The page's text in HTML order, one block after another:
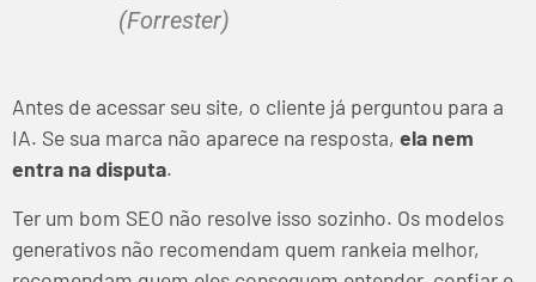
(Forrester)
Antes de acessar seu site, o cliente já perguntou para a
IA. Se sua marca não aparece na resposta, ela nem
entra na disputa.
Ter um bom SEO não resolve isso sozinho. Os modelos
generativos não recomendam quem rankeia melhor,